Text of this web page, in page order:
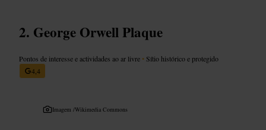
George Orwell Plaque
Pontos de interesse e actividades ao ar livre • Sítio histórico e protegido
4,4
Imagem /Wikimedia Commons